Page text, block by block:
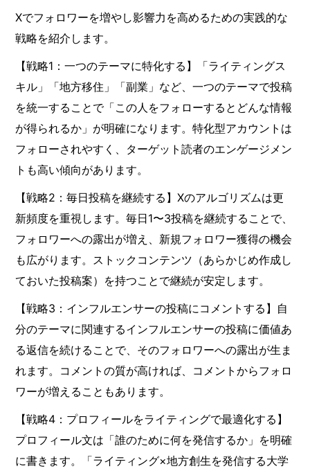
Xでフォロワーを増やし影響力を高めるための実践的な
戦略を紹介します。
【戦略1：一つのテーマに特化する】「ライティングス
キル」「地方移住」「副業」など、一つのテーマで投稿
を統一することで「この人をフォローするとどんな情報
が得られるか」が明確になります。特化型アカウントは
フォローされやすく、ターゲット読者のエンゲージメン
トも高い傾向があります。
【戦略2：毎日投稿を継続する】Xのアルゴリズムは更
新頻度を重視します。毎日1〜3投稿を継続することで、
フォロワーへの露出が増え、新規フォロワー獲得の機会
も広がります。ストックコンテンツ（あらかじめ作成し
ておいた投稿案）を持つことで継続が安定します。
【戦略3：インフルエンサーの投稿にコメントする】自
分のテーマに関連するインフルエンサーの投稿に価値あ
る返信を続けることで、そのフォロワーへの露出が生ま
れます。コメントの質が高ければ、コメントからフォロ
ワーが増えることもあります。
【戦略4：プロフィールをライティングで最適化する】
プロフィール文は「誰のために何を発信するか」を明確
に書きます。「ライティング×地方創生を発信する大学